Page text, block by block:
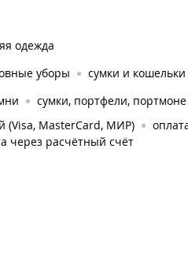
одежда
уборы
сумки и кошельки
сумки, портфели, портмоне
(Visa, MasterCard, МИР)
через расчётный счёт